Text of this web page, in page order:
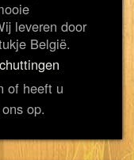
leveren door
België.
of heeft u
op.